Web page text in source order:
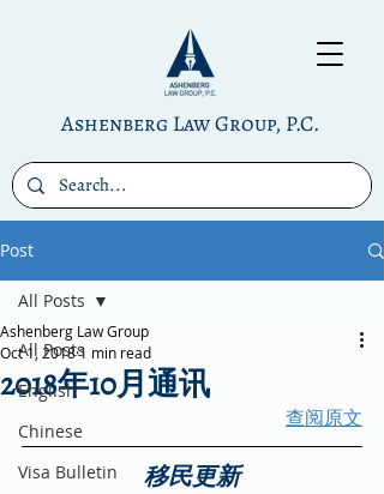
Ashenberg Law Group, P.C.
Post
All Posts
English
Chinese
Visa Bulletin
All Posts
2018年10月通讯
Ashenberg Law Group
Oct 1, 20181 min read
查阅原文
移民更新